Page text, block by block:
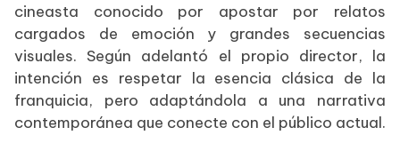
cineasta conocido por apostar por relatos
cargados de emoción y grandes secuencias
visuales. Según adelantó el propio director, la
intención es respetar la esencia clásica de la
franquicia, pero adaptándola a una narrativa
contemporánea que conecte con el público actual.